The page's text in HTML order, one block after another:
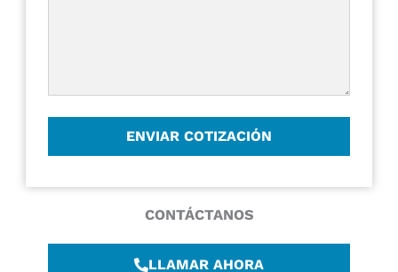
CONTÁCTANOS
LLAMAR AHORA